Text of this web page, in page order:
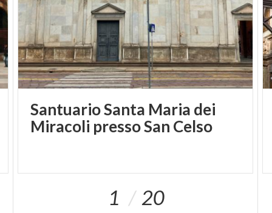
Santuario Santa Maria dei
Miracoli presso San Celso
1 20